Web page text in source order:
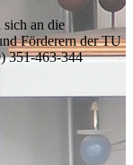
sich an die
Förderern der TU
351-463-344